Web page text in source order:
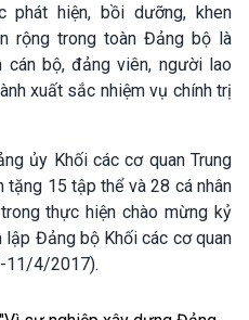
phát hiện, bồi dưỡng, khen
rộng trong toàn Đảng bộ là
bộ, đảng viên, người lao
xuất sắc nhiệm vụ chính trị
ủy Khối các cơ quan Trung
tặng 15 tập thể và 28 cá nhân
thực hiện chào mừng kỷ
lập Đảng bộ Khối các cơ quan
11/4/2017).